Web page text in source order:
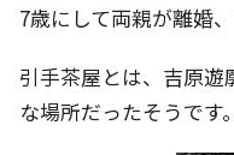
7歳にして両親が離婚
引手茶屋とは、吉原
な場所だったそうです。